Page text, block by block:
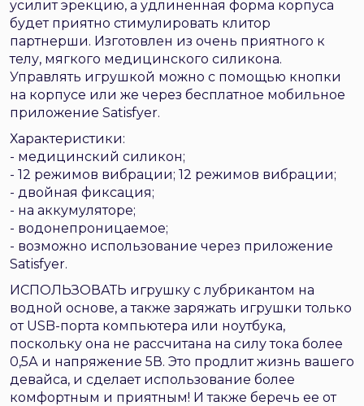
усилит эрекцию, а удлиненная форма корпуса
будет приятно стимулировать клитор
партнерши. Изготовлен из очень приятного к
телу, мягкого медицинского силикона.
Управлять игрушкой можно с помощью кнопки
на корпусе или же через бесплатное мобильное
приложение Satisfyer.
Характеристики:
- медицинский силикон;
- 12 режимов вибрации; 12 режимов вибрации;
- двойная фиксация;
- на аккумуляторе;
- водонепроницаемое;
- возможно использование через приложение
Satisfyer.
ИСПОЛЬЗОВАТЬ игрушку с лубрикантом на
водной основе, а также заряжать игрушки только
от USB-порта компьютера или ноутбука,
поскольку она не рассчитана на силу тока более
0,5А и напряжение 5В. Это продлит жизнь вашего
девайса, и сделает использование более
комфортным и приятным! И также беречь ее от